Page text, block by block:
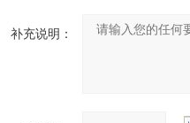
补充说明：